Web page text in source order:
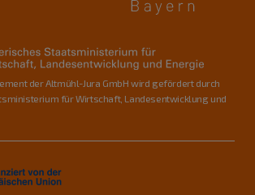
der Altmühl-Jura GmbH wird gefördert durch
für Wirtschaft, Landesentwicklung und